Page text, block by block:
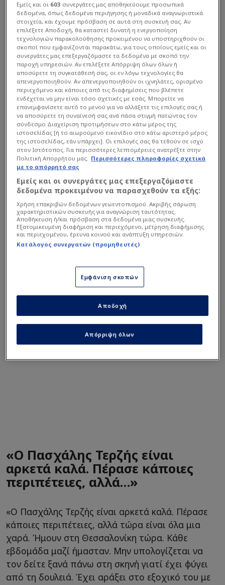
Κατά τη διάρκεια των δηλώσεών του στον
Αλέξανδρο Ρούτα, ο σπουδαίος μουσικοσυνθέτης
αναφέρθηκε και στον στενό του φίλο, Πασχάλη
Τερζή, αποκαλύπτοντας πώς είναι σήμερα η ζωή
του μακριά από τα φώτα της δημοσιότητας.
Όπως ανέφερε, ο αγαπημένος λαϊκός
τραγουδιστής αντιμετώπισε ορισμένες δυσκολίες
το προηγούμενο διάστημα, ωστόσο πλέον
βρίσκεται σε πολύ καλή κατάσταση και
απολαμβάνει την καθημερινότητά του δίπλα στην
οικογένειά του. Παράλληλα, ξεκαθάρισε πως δεν
υπάρχει περίπτωση να επιστρέψει στις ζωντανές
εμφανίσεις ή στις συναυλίες.
«Ο Πασχάλης Τερζής είναι
αρκετά καλά. Πέρασε κάποιες
περιπέτειες, αλλά…»
«Ο Πασχάλης Τερζής είναι αρκετά καλά. Πέρασε
κάποιες περιπέτειες, αλλά τώρα είναι όλα μια
χαρά. Ήμουν στη Θεσσαλονίκη τώρα. Κάθε
εβδομάδα μαζί ήμασταν. Μην υπολογίζεται να
τον δείτε ξανά πάνω στη σκηνή γιατί έχει φύγει
από τη δουλειά. Έχει αράξει στο εξοχικό του με
Εμείς και οι 603 συνεργάτες μας αποθηκεύουμε προσωπικά
δεδομένα, όπως δεδομένα περιήγησης ή μοναδικά αναγνωριστικά
στοιχεία, και έχουμε πρόσβαση σε αυτά στη συσκευή σας. Αν
επιλέξετε Αποδοχή, θα καταστεί δυνατή η ενεργοποίηση
τεχνολογιών παρακολούθησης προκειμένου να υποστηριχθούν οι
σκοποί που εμφανίζονται παρακάτω, για τους οποίους εμείς και οι
συνεργάτες μας επεξεργαζόμαστε τα δεδομένα με σκοπό την
παροχή υπηρεσιών. Αν επιλέξετε Απόρριψη όλων όλων ή
αποσύρετε τη συγκατάθεσή σας, οι εν λόγω τεχνολογίες θα
απενεργοποιηθούν. Αν απενεργοποιηθούν οι ιχνηλάτες, ορισμένο
περιεχόμενο και κάποιες από τις διαφημίσεις που βλέπετε
ενδέχεται να μην είναι τόσο σχετικές με εσάς. Μπορείτε να
επανεμφανίσετε αυτό το μενού για να αλλάξετε τις επιλογές σας ή
να αποσύρετε τη συναίνεσή σας ανά πάσα στιγμή πατώντας τον
σύνδεσμο Διαχείριση προτιμήσεων στο κάτω μέρος της
ιστοσελίδας [ή το αιωρούμενο εικονίδιο στο κάτω αριστερό μέρος
της ιστοσελίδας, εάν υπάρχει]. Οι επιλογές σας θα τεθούν σε ισχύ
στον Ιστότοπος. Για περισσότερες λεπτομέρειες ανατρέξτε στην
Πολιτική Απορρήτου μας. Περισσότερες πληροφορίες σχετικά
με το απόρρητό σας
Εμείς και οι συνεργάτες μας επεξεργαζόμαστε
δεδομένα προκειμένου να παρασχεθούν τα εξής:
Χρήση επακριβών δεδομένων γεωεντοπισμού. Ακριβής σάρωση
χαρακτηριστικών συσκευής για αναγνώριση ταυτότητας.
Αποθήκευση ή/και πρόσβαση στα δεδομένα μιας συσκευής.
Εξατομικευμένη διαφήμιση και περιεχόμενο, μέτρηση διαφήμισης
και περιεχομένου, έρευνα κοινού και ανάπτυξη υπηρεσιών.
Κατάλογος συνεργατών (προμηθευτές)
Εμφάνιση σκοπών
Απόρριψη όλων
Αποδοχή